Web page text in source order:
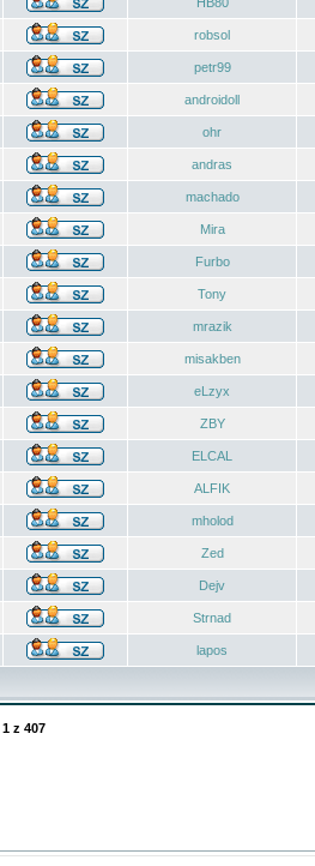
robsol
petr99
androidoll
ohr
andras
machado
Mira
Furbo
Tony
mrazik
misakben
eLzyx
ZBY
ELCAL
ALFIK
mholod
Zed
Dejv
Strnad
lapos
1 z 407